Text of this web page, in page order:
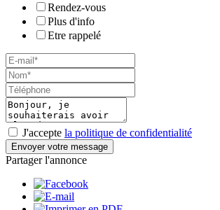
Rendez-vous
Plus d'info
Etre rappelé
J'accepte la politique de confidentialité
Envoyer votre message
Partager l'annonce